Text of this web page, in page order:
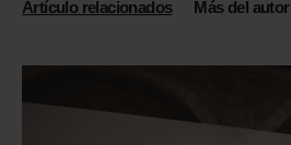
Artículo relacionados Más del autor